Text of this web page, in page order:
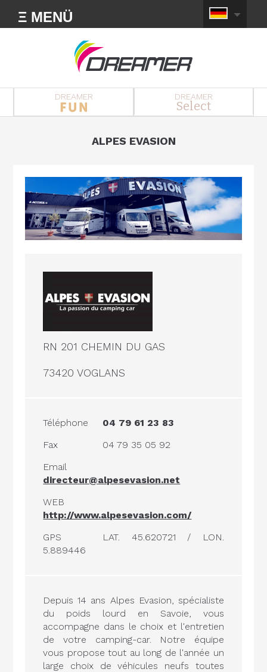
Ξ MENÜ
DREAMER DREAMER
Select
ALPES EVASION
RN 201 CHEMIN DU GAS
73420 VOGLANS
Téléphone
04 79 61 23 83
Fax
04 79 35 05 92
Email
directeur@alpesevasion.net
WEB
http://www.alpesevasion.com/
GPS
LAT. 45.620721 / LON.
5.889446
Depuis 14 ans Alpes Evasion, spécialiste
du poids lourd en Savoie, vous
accompagne dans le choix et l'entretien
de votre camping-car. Notre équipe
vous propose tout au long de l'année un
large choix de véhicules neufs toutes